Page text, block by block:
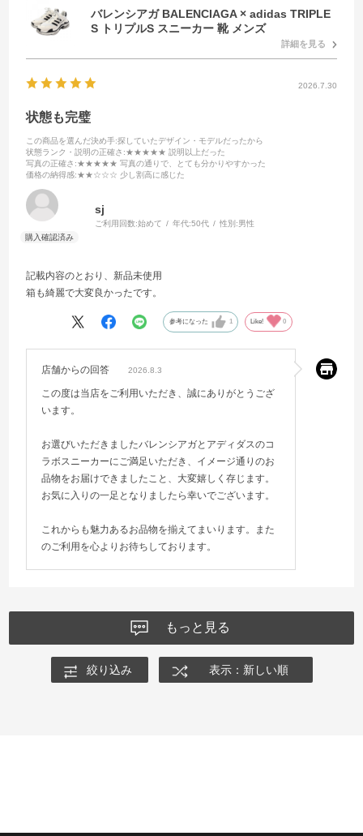
バレンシアガ BALENCIAGA × adidas TRIPLE
S トリプルS スニーカー 靴 メンズ
詳細を見る
2026.7.30
状態も完璧
この商品を選んだ決め手:探していたデザイン・モデルだったから
状態ランク・説明の正確さ :★★★★★ 説明以上だった
写真の正確さ :★★★★★ 写真の通りで、とても分かりやすかった
価格の納得感:★★☆☆☆ 少し割高に感じた
sj
ご利用回数:始めて 年代:50代 性別:男性
記載内容のとおり、新品未使用
箱も綺麗で大変良かったです。
参考になった 1 Like! 0
店舗からの回答 2026.8.3
この度は当店をご利用いただき、誠にありがとうござ
います。
お選びいただきましたバレンシアガとアディダスのコ
ラボスニーカーにご満足いただき、イメージ通りのお
品物をお届けできましたこと、大変嬉しく存じます。
お気に入りの一足となりましたら幸いでございます。
これからも魅力あるお品物を揃えてまいります。また
のご利用を心よりお待ちしております。
もっと見る
絞り込み 表示：新しい順